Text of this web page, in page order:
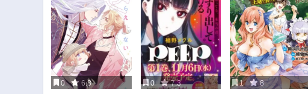
2年前
0 6.8 0 7.3 1 8